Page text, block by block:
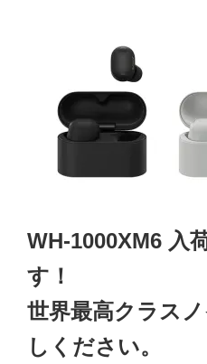
WH-1000XM6 入
す！
世界最高クラス
しください。